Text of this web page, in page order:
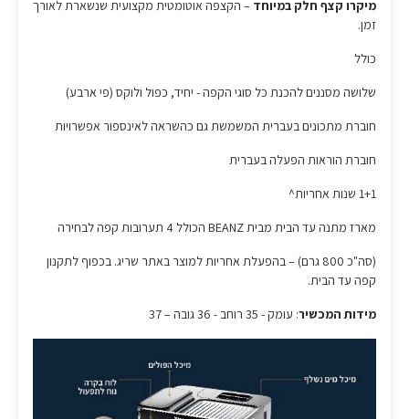
מיקרו קצף חלק במיוחד– הקצפה אוטומטית מקצועית שנשארת לאורך
זמן.
כולל
שלושה מסננים להכנת כל סוגי הקפה - יחיד, כפול ולוקס (פי ארבע)
חוברת מתכונים בעברית המשמשת גם כהשראה לאינספור אפשרויות
חוברת הוראות הפעלה בעברית
1+1 שנות אחריות^
מארז מתנה עד הבית מבית BEANZ הכולל 4 תערובות קפה לבחירה
(סה"כ 800 גרם) – בהפעלת אחריות למוצר באתר שריג. בכפוף לתקנון
קפה עד הבית.
מידות המכשיר: עומק - 35 רוחב - 36 גובה – 37